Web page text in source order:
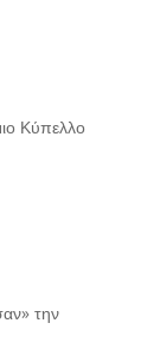
Κύπελλο
την